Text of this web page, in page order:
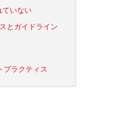
ていない
とガイドライン
プラクティス